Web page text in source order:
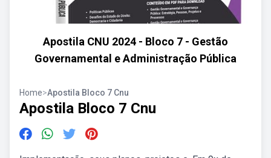
Apostila CNU 2024 - Bloco 7 - Gestão
Governamental e Administração Pública
Home>Apostila Bloco 7 Cnu
Apostila Bloco 7 Cnu